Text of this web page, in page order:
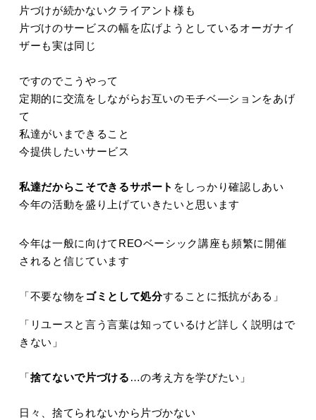
片づけが続かないクライアント様も
片づけのサービスの幅を広げようとしているオーガナイ
ザーも実は同じ
ですのでこうやって
定期的に交流をしながらお互いのモチベ―ションをあげ
て
私達がいまできること
今提供したいサービス
私達だからこそできるサポート をしっかり確認しあい
今年の活動を盛り上げていきたいと思います
今年は一般に向けてREOベーシック講座も頻繁に開催
されると信じています
「不要な物を ゴミとして処分することに抵抗がある」
「リユースと言う言葉は知っているけど詳しく説明はで
きない」
「捨てないで片づける …の考え方を学びたい」
日々、捨てられないから片づかない